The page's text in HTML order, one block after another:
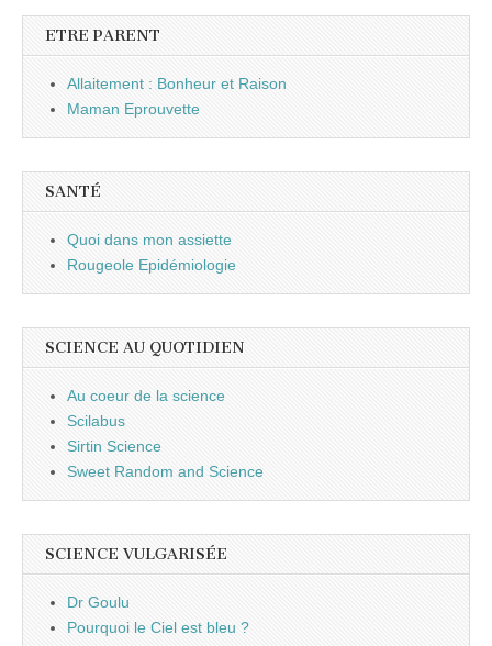
ETRE PARENT
Allaitement : Bonheur et Raison
Maman Eprouvette
SANTÉ
Quoi dans mon assiette
Rougeole Epidémiologie
SCIENCE AU QUOTIDIEN
Au coeur de la science
Scilabus
Sirtin Science
Sweet Random and Science
SCIENCE VULGARISÉE
Dr Goulu
Pourquoi le Ciel est bleu ?